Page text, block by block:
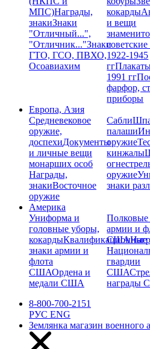
МПС)Награды,
знакиЗнаки
"Отличный...",
"Отличник..."Знаки
ГТО, ГСО, ПВХО,
Осоавиахим
кокарды
и вещи
1922-1945
гг
1991 гг
фарфор,
приборы
Европа, Азия
Средневековое
оружие,
доспехиДокументы
и личные вещи
монарших особ
Награды,
знакиВосточное
оружие
Сабли
палаши
оружие
кинжалы
оружие
знаки
Америка
Униформа и
головные уборы,
кокардыКвалификационные
знаки армии и
флота
СШАОрдена и
медали США
Полковые
армии и
США
гвардии
США
награды
8-800-700-2151
РУС ENG
Землянка магазин военного